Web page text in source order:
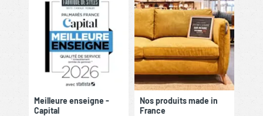
Meilleure enseigne -
Capital
Nos produits made in
France